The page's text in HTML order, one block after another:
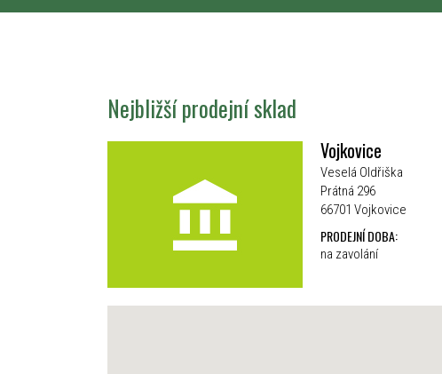
Nejbližší prodejní sklad
Vojkovice
Veselá Oldřiška
Prátná 296
66701 Vojkovice
PRODEJNÍ DOBA:
na zavolání